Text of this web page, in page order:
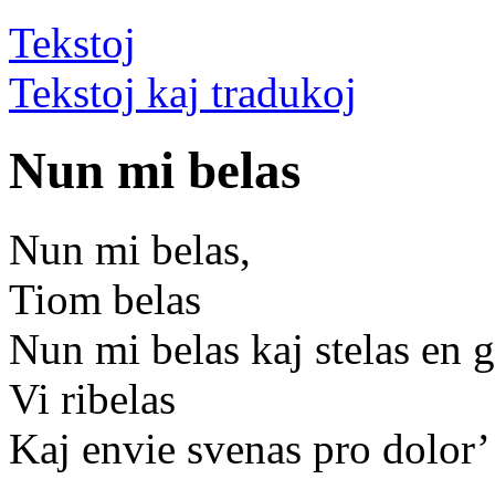
Tekstoj
Tekstoj kaj tradukoj
Nun mi belas
Nun mi belas,
Tiom belas
Nun mi belas kaj stelas en
Vi ribelas
Kaj envie svenas pro